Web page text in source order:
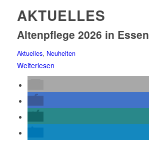
AKTUELLES
Altenpflege 2026 in Essen
Aktuelles, Neuheiten
Weiterlesen